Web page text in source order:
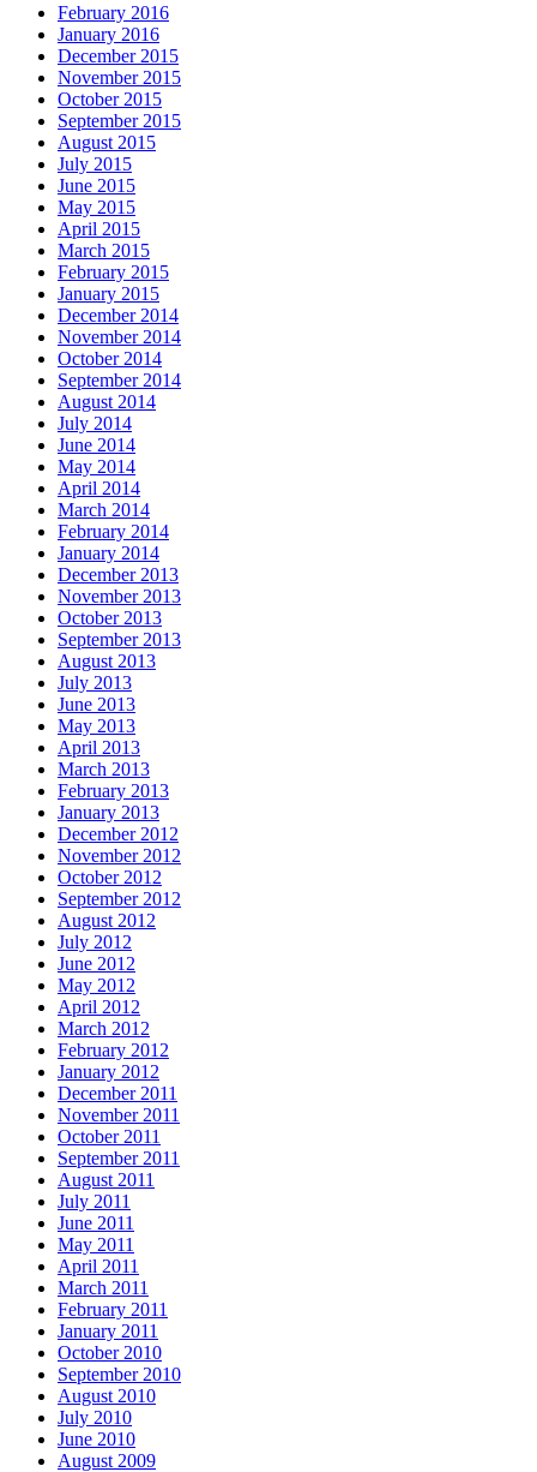
February 2016
January 2016
December 2015
November 2015
October 2015
September 2015
August 2015
July 2015
June 2015
May 2015
April 2015
March 2015
February 2015
January 2015
December 2014
November 2014
October 2014
September 2014
August 2014
July 2014
June 2014
May 2014
April 2014
March 2014
February 2014
January 2014
December 2013
November 2013
October 2013
September 2013
August 2013
July 2013
June 2013
May 2013
April 2013
March 2013
February 2013
January 2013
December 2012
November 2012
October 2012
September 2012
August 2012
July 2012
June 2012
May 2012
April 2012
March 2012
February 2012
January 2012
December 2011
November 2011
October 2011
September 2011
August 2011
July 2011
June 2011
May 2011
April 2011
March 2011
February 2011
January 2011
October 2010
September 2010
August 2010
July 2010
June 2010
August 2009